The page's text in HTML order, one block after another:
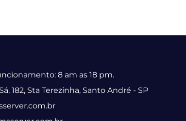
8 am as 18 pm.
182, Sta Terezinha, Santo André - SP